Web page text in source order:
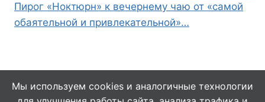
Пирог «Ноктюрн» к вечернему чаю от «самой
обаятельной и привлекательной»…
Мы используем cookies и аналогичные технологии